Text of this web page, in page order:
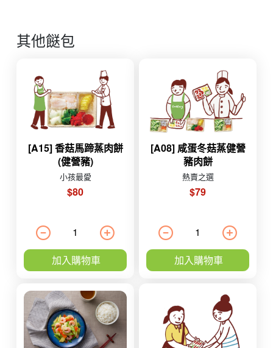
其他餸包
[A15] 香菇馬蹄蒸肉餅
(健營豬)
小孩最愛
$80
加入購物車
[A08] 咸蛋冬菇蒸健營
豬肉餅
熱賣之選
$79
加入購物車